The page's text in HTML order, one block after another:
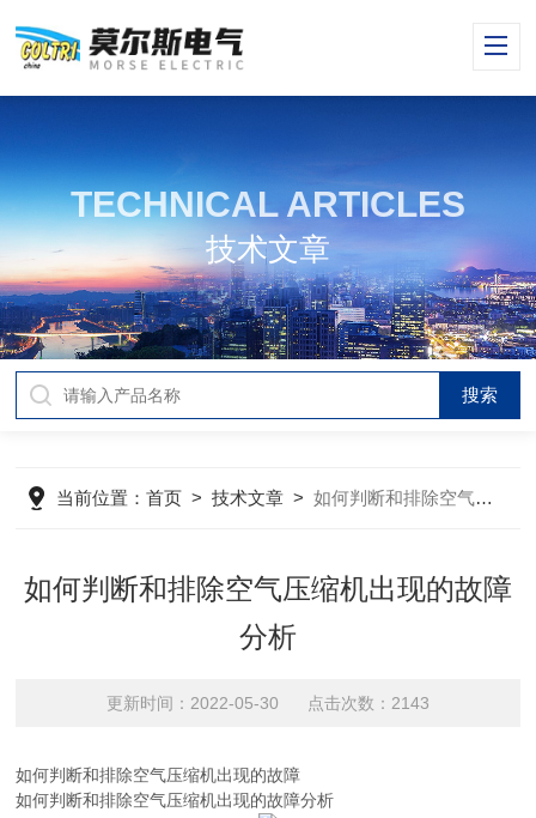
TECHNICAL ARTICLES
技术文章
当前位置：首页 >技术文章 >如何判断和排除空气压缩机出现的故障分析
如何判断和排除空气压缩机出现的故障
分析
更新时间：2022-05-30 点击次数：2143
如何判断和排除空气压缩机出现的故障
如何判断和排除空气压缩机出现的故障分析